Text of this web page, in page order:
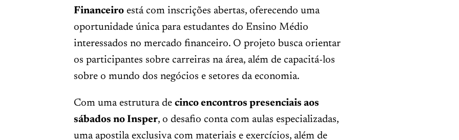
Financeiroestá com inscrições abertas, oferecendo uma
oportunidade única para estudantes do Ensino Médio
interessados no mercado financeiro. O projeto busca orientar
os participantes sobre carreiras na área, além de capacitá-los
sobre o mundo dos negócios e setores da economia.
Com uma estrutura de cinco encontros presenciais aos
sábados no Insper, o desafio conta com aulas especializadas,
uma apostila exclusiva com materiais e exercícios, além de